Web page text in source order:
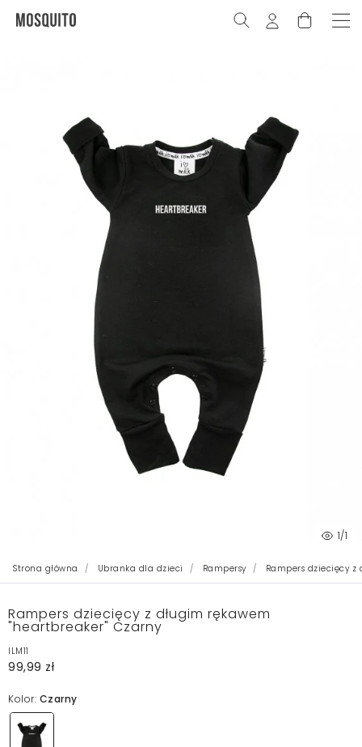
1/1
Strona główna Ubranka dla dzieci Rampersy Rampers dziecięcy z
Rampers dziecięcy z długim rękawem
"heartbreaker" Czarny
ILM11
99,99 zł
Kolor: Czarny